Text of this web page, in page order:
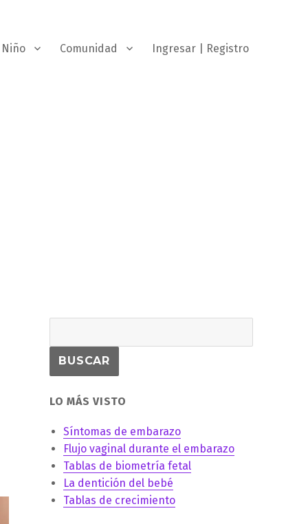
Niño Comunidad Ingresar | Registro
LO MÁS VISTO
Síntomas de embarazo
Flujo vaginal durante el embarazo
Tablas de biometría fetal
La dentición del bebé
Tablas de crecimiento